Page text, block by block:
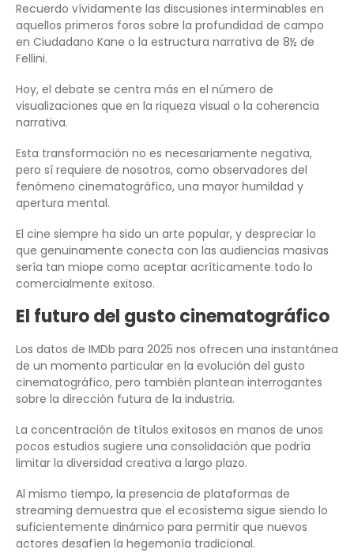
Recuerdo vívidamente las discusiones interminables en
aquellos primeros foros sobre la profundidad de campo
en Ciudadano Kane o la estructura narrativa de 8½ de
Fellini.
Hoy, el debate se centra más en el número de
visualizaciones que en la riqueza visual o la coherencia
narrativa.
Esta transformación no es necesariamente negativa,
pero sí requiere de nosotros, como observadores del
fenómeno cinematográfico, una mayor humildad y
apertura mental.
El cine siempre ha sido un arte popular, y despreciar lo
que genuinamente conecta con las audiencias masivas
sería tan miope como aceptar acríticamente todo lo
comercialmente exitoso.
El futuro del gusto cinematográfico
Los datos de IMDb para 2025 nos ofrecen una instantánea
de un momento particular en la evolución del gusto
cinematográfico, pero también plantean interrogantes
sobre la dirección futura de la industria.
La concentración de títulos exitosos en manos de unos
pocos estudios sugiere una consolidación que podría
limitar la diversidad creativa a largo plazo.
Al mismo tiempo, la presencia de plataformas de
streaming demuestra que el ecosistema sigue siendo lo
suficientemente dinámico para permitir que nuevos
actores desafíen la hegemonía tradicional.